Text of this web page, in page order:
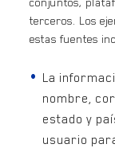
terceros. Los
estas fuentes
La
nombre,
estado y
usuario